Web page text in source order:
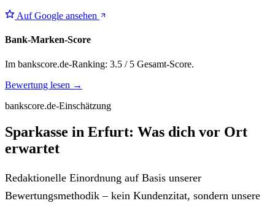
Auf Google ansehen
Bank-Marken-Score
Im bankscore.de-Ranking: 3.5 / 5 Gesamt-Score.
Bewertung lesen →
bankscore.de-Einschätzung
Sparkasse in Erfurt: Was dich vor Ort
erwartet
Redaktionelle Einordnung auf Basis unserer
Bewertungsmethodik – kein Kundenzitat, sondern unsere